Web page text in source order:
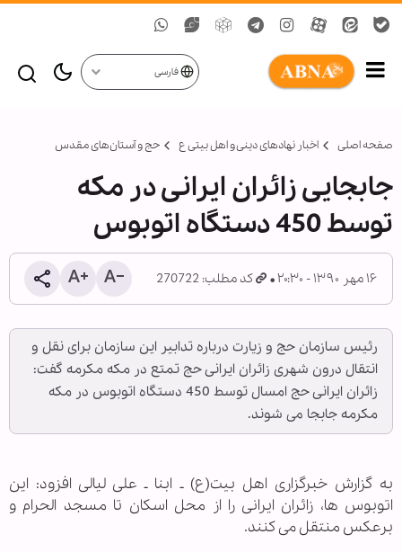
فارسی
صفحه اصلی اخبار نهادهای دینی و اهل بیتی ع حج و آستان‌های مقدس
جابجایی زائران ایرانی در مکه
توسط 450 دستگاه اتوبوس
۱۶ مهر ۱۳۹۰ - ۲۰:۳۰ کد مطلب: 270722
رئیس سازمان حج و زیارت درباره تدابیر این سازمان برای نقل و
انتقال درون شهری زائران ایرانی حج تمتع در مکه مکرمه گفت:
زائران ایرانی حج امسال توسط 450 دستگاه اتوبوس در مکه
مکرمه جابجا می شوند.
به گزارش خبرگزاری اهل بیت‏(ع) ـ ابنا ـ علی لیالی افزود: این
اتوبوس ها، زائران ایرانی را از محل اسکان تا مسجد الحرام و
برعکس منتقل می کنند.